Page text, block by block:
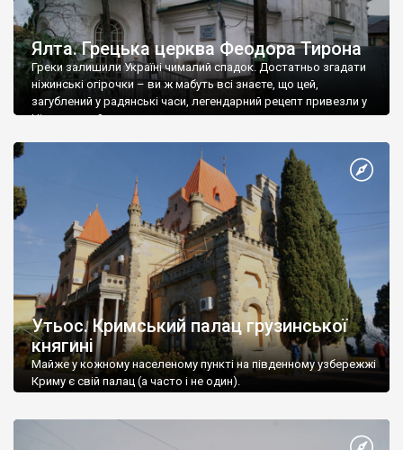
Ялта. Грецька церква Феодора Тирона
Греки залишили Україні чималий спадок. Достатньо згадати
ніжинські огірочки – ви ж мабуть всі знаєте, що цей,
загублений у радянські часи, легендарний рецепт привезли у
Ніжин греки?
Утьос. Кримський палац грузинської
княгині
Майже у кожному населеному пункті на південному узбережжі
Криму є свій палац (а часто і не один).